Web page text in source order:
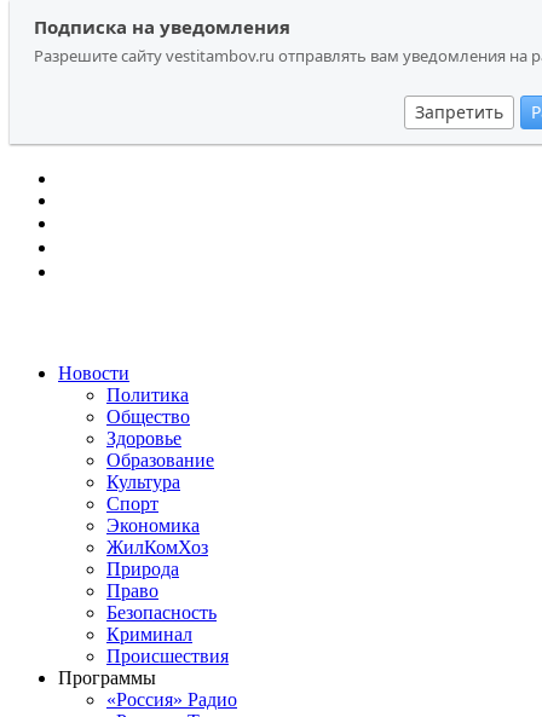
Подписка на уведомления
Разрешите сайту vestitambov.ru отправлять вам уведомления на
Запретить
Подписка на уведомления
Разрешите сайту vestitambov.ru отправлять вам уведомления на
Запретить
Перейти
содержанию
Search
Новости
Политика
Общество
Здоровье
Образование
Культура
Спорт
Экономика
ЖилКомХоз
Природа
Право
Безопасность
Криминал
Происшествия
Программы
«Россия» Радио